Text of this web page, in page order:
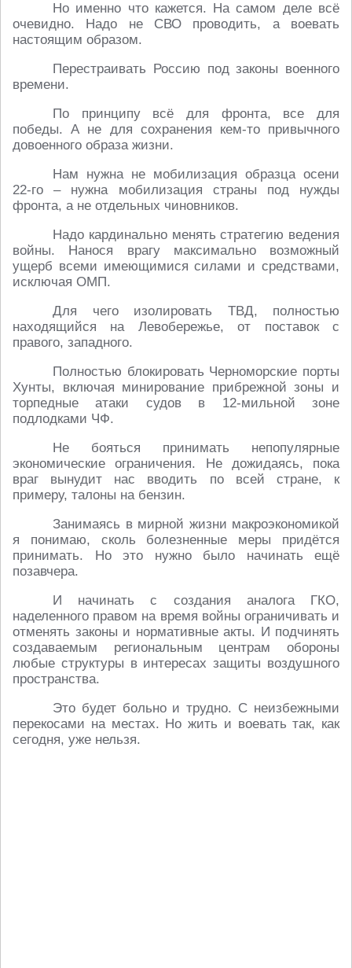
Но именно что кажется. На самом деле всё
очевидно. Надо не СВО проводить, а воевать
настоящим образом.
Перестраивать Россию под законы военного
времени.
По принципу всё для фронта, все для
победы. А не для сохранения кем-то привычного
довоенного образа жизни.
Нам нужна не мобилизация образца осени
22-го – нужна мобилизация страны под нужды
фронта, а не отдельных чиновников.
Надо кардинально менять стратегию ведения
войны. Нанося врагу максимально возможный
ущерб всеми имеющимися силами и средствами,
исключая ОМП.
Для чего изолировать ТВД, полностью
находящийся на Левобережье, от поставок с
правого, западного.
Полностью блокировать Черноморские порты
Хунты, включая минирование прибрежной зоны и
торпедные атаки судов в 12-мильной зоне
подлодками ЧФ.
Не бояться принимать непопулярные
экономические ограничения. Не дожидаясь, пока
враг вынудит нас вводить по всей стране, к
примеру, талоны на бензин.
Занимаясь в мирной жизни макроэкономикой
я понимаю, сколь болезненные меры придётся
принимать. Но это нужно было начинать ещё
позавчера.
И начинать с создания аналога ГКО,
наделенного правом на время войны ограничивать и
отменять законы и нормативные акты. И подчинять
создаваемым региональным центрам обороны
любые структуры в интересах защиты воздушного
пространства.
Это будет больно и трудно. С неизбежными
перекосами на местах. Но жить и воевать так, как
сегодня, уже нельзя.